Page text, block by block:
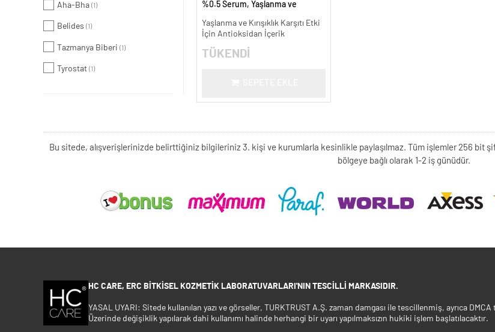
Aha-Bha (1)
Belides (1)
Tazmanya Biberi (1)
Tyrostat (1)
%0.5 Serum, Yaşlanma ve
Yaşlanma ve Kırışıklık Karşıtı Etki
İçin Antioksidan İçerik
TÜKENDİ
Bu sitede, alışverişlerinizde belirttiğiniz bilgileriniz 3. kişi ve kurumlarla kesinlikle paylaşılmaz. Tüm işlemler 256
bölgeye bağlı olarak 1-2 iş günüdür.
HC CARE, ERC BITKISEL KOZMETIK LABORATUVARLARI'NIN TESCILLI MARKASIDIR.
YASAL UYARI: Sitede kullanılan yazı ve görseller, TURKTRUST A.Ş. zaman damgası ile tescillenmiş, ayrıca DMCA
Üzerinde değişiklik yapılarak dahi kullanımı halinde herhangi bir uyarı yapılmaksızın hukiki işlem başlatılacaktır.